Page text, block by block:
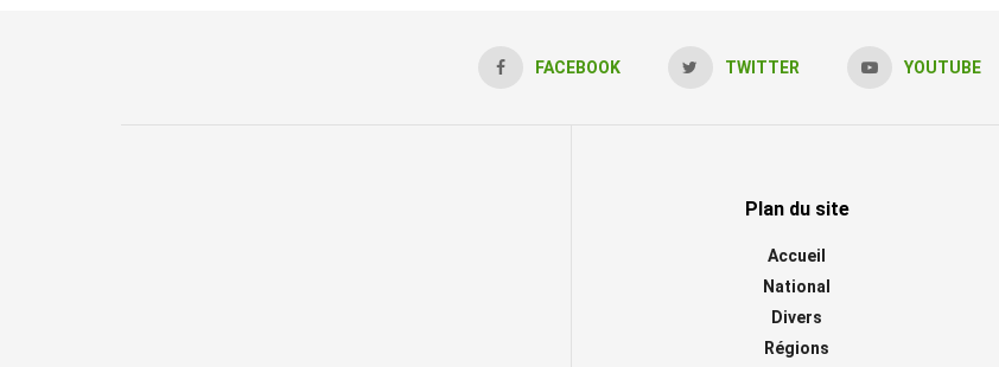
FACEBOOK TWITTER YOUTUBE
Plan du site
Accueil
National
Divers
Régions